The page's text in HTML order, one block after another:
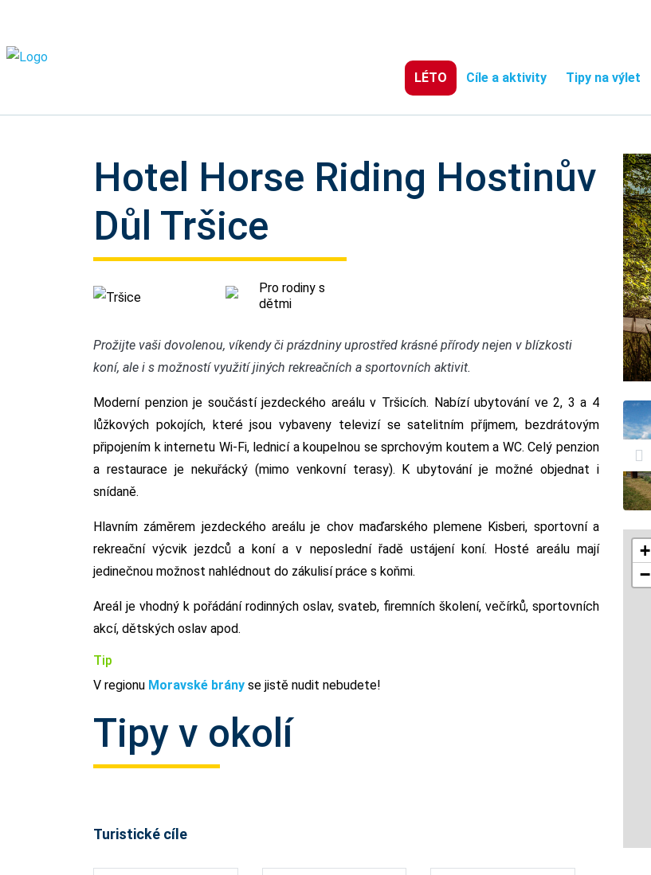
LÉTO Cíle a aktivity Tipy na výlet
Hotel Horse Riding Hostinův
Důl Tršice
Tršice
Pro rodiny s
dětmi
Prožijte vaši dovolenou, víkendy či prázdniny uprostřed krásné přírody nejen v blízkosti
koní, ale i s možností využití jiných rekreačních a sportovních aktivit.
Moderní penzion je součástí jezdeckého areálu v Tršicích. Nabízí ubytování ve 2, 3 a 4
lůžkových pokojích, které jsou vybaveny televizí se satelitním příjmem, bezdrátovým
připojením k internetu Wi-Fi, lednicí a koupelnou se sprchovým koutem a WC. Celý penzion
a restaurace je nekuřácký (mimo venkovní terasy). K ubytování je možné objednat i
snídaně.
Hlavním záměrem jezdeckého areálu je chov maďarského plemene Kisberi, sportovní a
rekreační výcvik jezdců a koní a v neposlední řadě ustájení koní. Hosté areálu mají
jedinečnou možnost nahlédnout do zákulisí práce s koňmi.
Areál je vhodný k pořádání rodinných oslav, svateb, firemních školení, večírků, sportovních
akcí, dětských oslav apod.
Tip
V regionu Moravské brány se jistě nudit nebudete!
Tipy v okolí
Turistické cíle
+
−